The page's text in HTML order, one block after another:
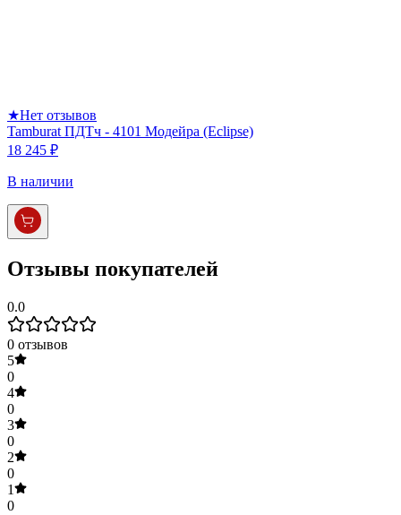
★Нет отзывов
Tamburat ПДТч - 4101 Модейра (Eclipse)
18 245 ₽
В наличии
Отзывы покупателей
0.0
0 отзывов
5
0
4
0
3
0
2
0
1
0